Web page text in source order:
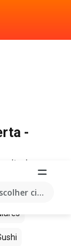
Escolher cidade
-